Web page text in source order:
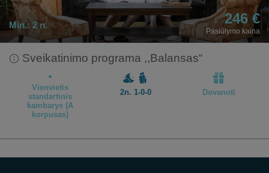
Min.: 2 n. 246 €
Pasiūlymo kaina
Sveikatinimo programa ,,Balansas“
Dovanoti
Vienvietis
standartinis
kambarys (A
korpusas)
2n. 1-0-0